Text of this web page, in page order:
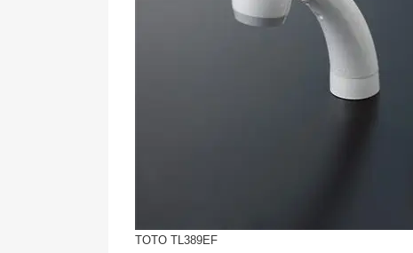
TOTO TL389EF